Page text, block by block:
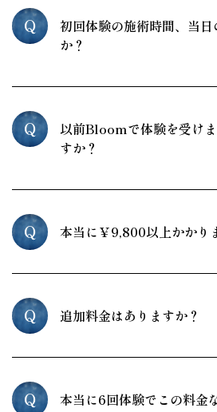
Q
初回体験の施術時間、当
か？
Q
以前Bloomで体験を受け
すか？
Q 本当に￥9,800以上かかり
Q 追加料金はありますか？
Q 本当に6回体験でこの料金